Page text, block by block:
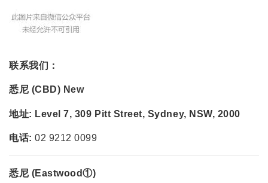
联系我们：
悉尼 (CBD) New
地址: Level 7, 309 Pitt Street, Sydney, NSW, 2000
电话: 02 9212 0099
悉尼 (Eastwood①)